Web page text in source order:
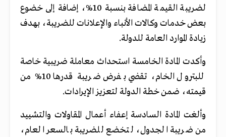
لضريبة القيمة المضافة بنسبة 10%، إضافة إلى خضوع
بعض خدمات وكالات الأنباء والإعلانات للضريبة، بهدف
زيادة الموارد العامة للدولة.
وأكدت المادة الخامسة استحداث معاملة ضريبية خاصة
للبترول الخام، تقضي بفرض ضريبة قدرها 10% من
قيمته، ضمن خطة الدولة لتعزيز الإيرادات.
وألغت المادة السادسة إعفاء أعمال المقاولات والتشييد
من ضريبة الجدول، لتخضع للضريبة بالسعر العام،